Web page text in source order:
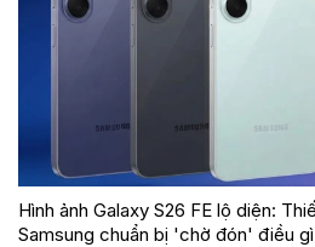
Hình ảnh Galaxy S26 FE lộ diện:
Samsung chuẩn bị 'chờ đón' điều